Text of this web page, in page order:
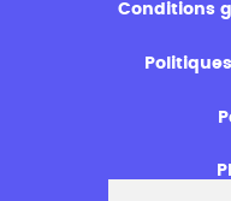
Conditions